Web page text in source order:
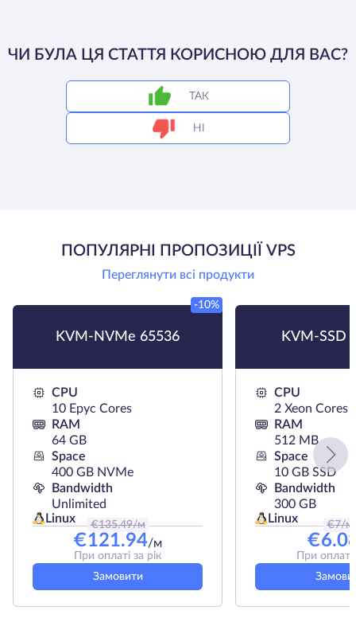
ЧИ БУЛА ЦЯ СТАТТЯ КОРИСНОЮ ДЛЯ ВАС?
ТАК
НІ
ПОПУЛЯРНІ ПРОПОЗИЦІЇ VPS
Переглянути всі продукти
KVM-NVMe 65536
-10%
CPU
10 Epyc Cores
RAM
64 GB
Space
400 GB NVMe
Bandwidth
Unlimited
Linux
€135.49/м
€121.94/м
При оплаті за рік
Замовити
KVM-SSD
CPU
2 Xeon Cores
RAM
512 MB
Space
10 GB SSD
Bandwidth
300 GB
Linux
€7/м
€
При оплаті